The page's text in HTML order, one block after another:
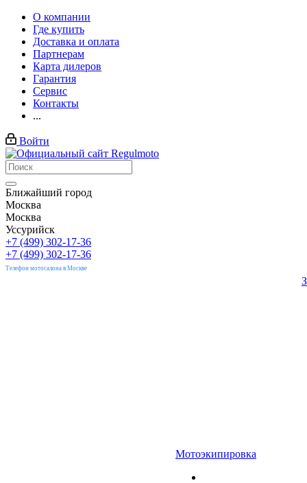
О компании
Где купить
Доставка и оплата
Партнерам
Карта дилеров
Гарантия
Сервис
Контакты
...
Войти
Ближайший город
Москва
Москва
Уссурийск
+7 (499) 302-17-36
+7 (499) 302-17-36
Телефон мотосалона в Москве
Мотоэкипировка